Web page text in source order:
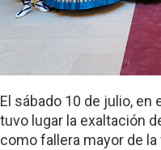
El sábado 10 de julio, en
tuvo lugar la exaltación
como fallera mayor de